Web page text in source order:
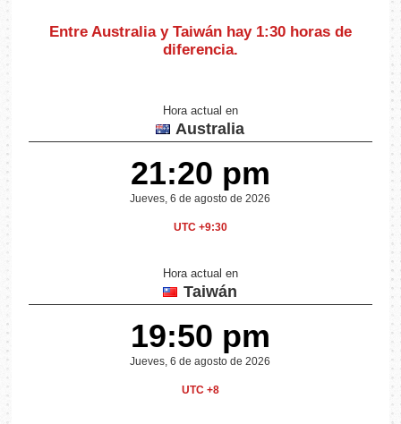
Entre Australia y Taiwán hay 1:30 horas de
diferencia.
Hora actual en
Australia
21:20 pm
Jueves, 6 de agosto de 2026
UTC +9:30
Hora actual en
Taiwán
19:50 pm
Jueves, 6 de agosto de 2026
UTC +8